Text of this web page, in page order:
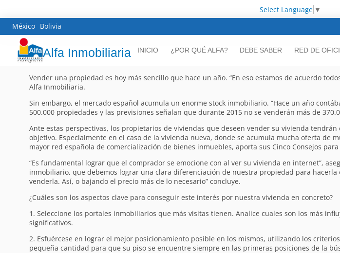
Select Language ▼
México Bolivia
Alfa Inmobiliaria INICIO ¿POR QUÉ ALFA? DEBE SABER RED DE
Vender una propiedad es hoy más sencillo que hace un año. “En eso estamos de acuerdo
Alfa Inmobiliaria.
Sin embargo, el mercado español acumula un enorme stock inmobiliario. “Hace un año
500.000 propiedades y las previsiones señalan que durante 2015 no se venderán más de
Ante estas perspectivas, los propietarios de viviendas que deseen vender su vivienda
objetivo. Especialmente en el caso de la vivienda nueva, donde se acumula mucha oferta de
mayor red española de comercialización de bienes inmuebles, aporta sus Cinco Consejos
“Es fundamental lograr que el comprador se emocione con al ver su vivienda en internet”,
inmobiliario, que debemos lograr una clara diferenciación de nuestra propiedad para
venderla. Así, o bajando el precio más de lo necesario” concluye.
¿Cuáles son los aspectos clave para conseguir este interés por nuestra vivienda en concreto?
1. Seleccione los portales inmobiliarios que más visitas tienen. Analice cuales son los más
significativos.
2. Esfuércese en lograr el mejor posicionamiento posible en los mismos, utilizando los
pequeña cantidad para que su piso se encuentre siempre en las primeras posiciones de la